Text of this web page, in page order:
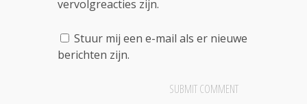
vervolgreacties zijn.
Stuur mij een e-mail als er nieuwe
berichten zijn.